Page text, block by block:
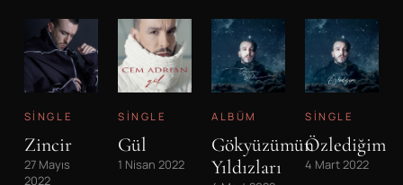
SINGLE
Zincir
27 Mayıs
2022
SINGLE
Gül
1 Nisan 2022
ALBÜM
Gökyüzümün
Yıldızları
SINGLE
Özlediğim
4 Mart 2022